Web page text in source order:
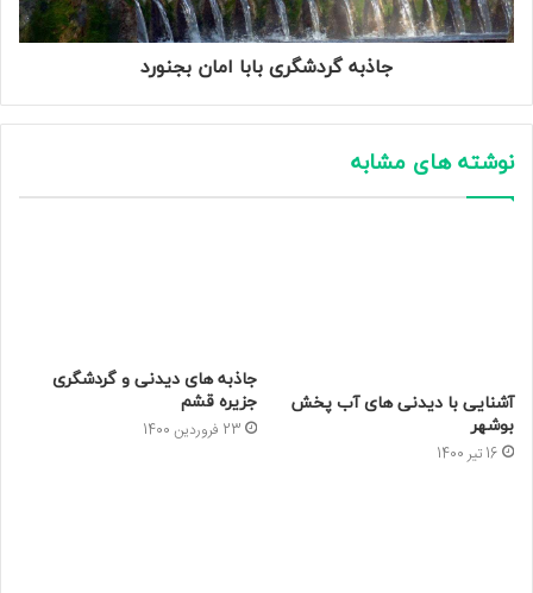
جاذبه گردشگری بابا امان بجنورد
نوشته های مشابه
آشنایی با دیدنی های آب پخش
بوشهر
16 تیر 1400
جاذبه های دیدنی و گردشگری
جزیره قشم
23 فروردین 1400